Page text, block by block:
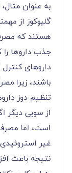
به عنوان مثال،
گلیوکوز از
هستند که مصرف
جذب داروها
داروهای
باشند، زیرا
تنظیم دوز
از سویی دیگر
است، اما
نتیجه باعث